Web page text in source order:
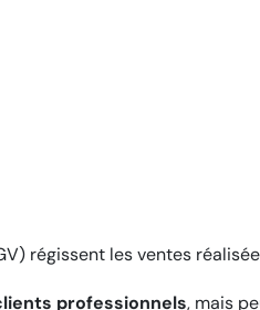
régissent les ventes
professionnels, mais